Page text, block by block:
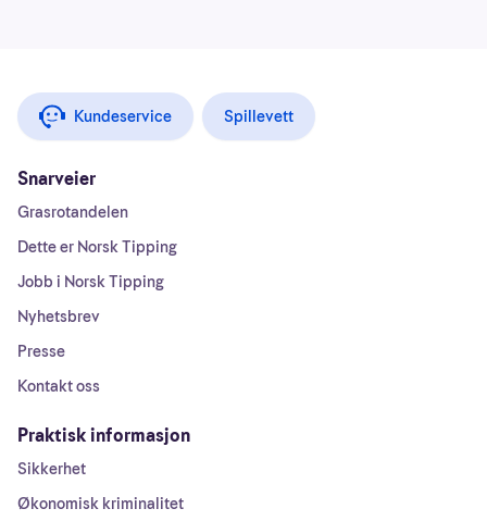
Kundeservice Spillevett
Snarveier
Grasrotandelen
Dette er Norsk Tipping
Jobb i Norsk Tipping
Nyhetsbrev
Presse
Kontakt oss
Praktisk informasjon
Sikkerhet
Økonomisk kriminalitet